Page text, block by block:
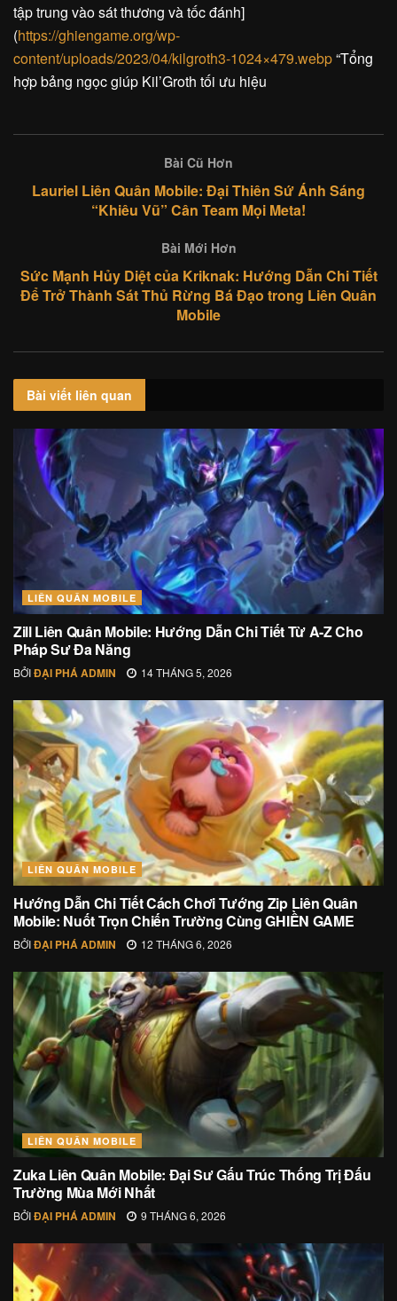
tập trung vào sát thương và tốc đánh]
(https://ghiengame.org/wp-
content/uploads/2023/04/kilgroth3-1024×479.webp“Tổng
hợp bảng ngọc giúp Kil’Groth tối ưu hiệu
Bài Cũ Hơn
Lauriel Liên Quân Mobile: Đại Thiên Sứ Ánh Sáng
“Khiêu Vũ” Cân Team Mọi Meta!
Bài Mới Hơn
Sức Mạnh Hủy Diệt của Kriknak: Hướng Dẫn Chi Tiết
Để Trở Thành Sát Thủ Rừng Bá Đạo trong Liên Quân
Mobile
Bài viết liên quan
LIÊN QUÂN MOBILE
Zill Liên Quân Mobile: Hướng Dẫn Chi Tiết Từ A-Z Cho
Pháp Sư Đa Năng
BỞIĐẠI PHÁ ADMIN 14 THÁNG 5, 2026
LIÊN QUÂN MOBILE
Hướng Dẫn Chi Tiết Cách Chơi Tướng Zip Liên Quân
Mobile: Nuốt Trọn Chiến Trường Cùng GHIỀN GAME
BỞIĐẠI PHÁ ADMIN 12 THÁNG 6, 2026
LIÊN QUÂN MOBILE
Zuka Liên Quân Mobile: Đại Sư Gấu Trúc Thống Trị Đấu
Trường Mùa Mới Nhất
BỞIĐẠI PHÁ ADMIN 9 THÁNG 6, 2026